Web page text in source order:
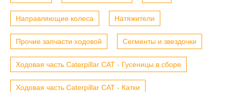
Направляющие колеса Натяжители
Прочие запчасти ходовой Сегменты и звездочки
Ходовая часть Caterpillar CAT - Гусеницы в сборе
Ходовая часть Caterpillar CAT - Катки